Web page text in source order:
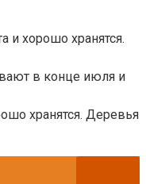
и хорошо хранятся.
в конце июля и
хранятся. Деревья